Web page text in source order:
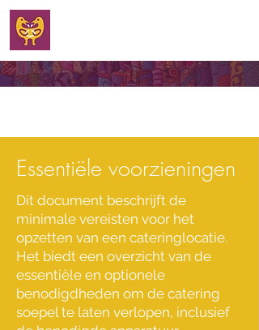
Essentiële voorzieningen
Dit document beschrijft de
minimale vereisten voor het
opzetten van een cateringlocatie.
Het biedt een overzicht van de
essentiële en optionele
benodigdheden om de catering
soepel te laten verlopen, inclusief